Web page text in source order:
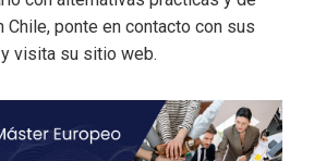
Chile, ponte en contacto con sus
y visita su sitio web.